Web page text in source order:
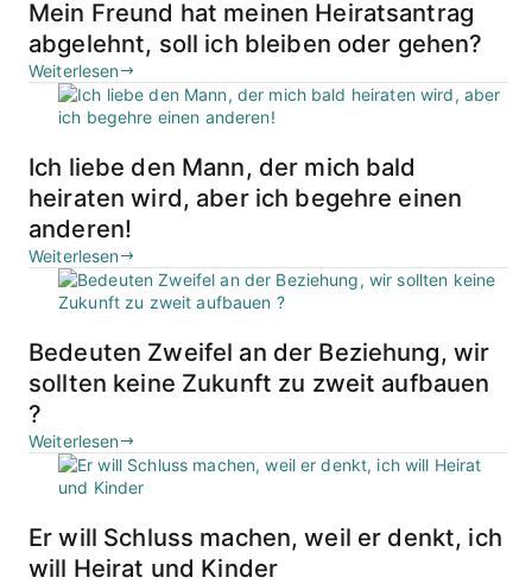
Mein Freund hat meinen Heiratsantrag
abgelehnt, soll ich bleiben oder gehen?
Weiterlesen
Ich liebe den Mann, der mich bald
heiraten wird, aber ich begehre einen
anderen!
Weiterlesen
Bedeuten Zweifel an der Beziehung, wir
sollten keine Zukunft zu zweit aufbauen
?
Weiterlesen
Er will Schluss machen, weil er denkt, ich
will Heirat und Kinder